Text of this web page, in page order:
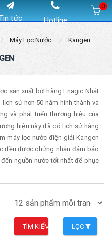
tức Hotline
0
Máy Lọc Nước Kangen
sản xuất bởi hãng Enagic Nhật
sử hơn 50 năm hình thành và
và phát triển thương hiệu của
hiệu này đã có lịch sử hàng
máy lọc nước điện giải Kangen
đều được chứng nhận đảm bảo
nguồn nước tốt nhất để phục
TÌM KIẾM LỌC